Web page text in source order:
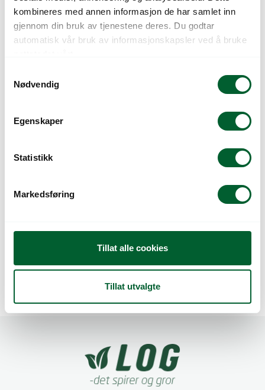
kombineres med annen informasjon de har samlet inn
gjennom din bruk av tjenestene deres. Du godtar
automatisk vår bruk av informasjonskapsler ved å bruke
Nødvendig
Egenskaper
Statistikk
Markedsføring
Tillat alle cookies
Tillat utvalgte
CHERRY PICOTEE
CRIMSON